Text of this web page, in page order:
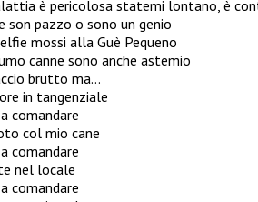
è pericolosa statemi lontano, è
son pazzo o sono un genio
mossi alla Guè Pequeno
canne sono anche astemio
brutto ma…
in tangenziale
comandare
col mio cane
comandare
nel locale
comandare